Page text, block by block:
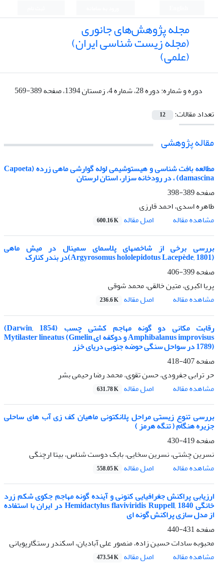
مجله پژوهش‌های جانوری
(مجله زیست شناسی ایران)
(علمی)
دوره و شماره:دوره 28، شماره 4، زمستان 1394، صفحه 389-569
تعداد مقالات:
12
مقاله پژوهشی
مطالعه بافت شناسی و هیستوشیمی لوله گوارشی ماهی زرده (Capoeta
damascina) ، در رودخانه سزار، استان لرستان
صفحه389-398
طاهره اسدی، احمد قارزی
مشاهده مقاله
اصل مقاله 600.16 K
بررسی برخی از شاخصهای پلاسمای سمینال در میش ماهی
(Argyrosomus hololepidotus Lacepède, 1801)در بندر کنارک
صفحه399-406
پریا اکبری، متین خالقی، محمد شوقی
مشاهده مقاله
اصل مقاله 236.6 K
رقابت مکانی دو گونه مهاجم کشتی چسب (Darwin, 1854)
Amphibalanus improvisus و دوکفه ایMytilaster lineatus (Gmelin,
1789) در سواحل سنگی حوضه جنوبی دریای خزر
صفحه407-418
حر ترابی جفرودی، حسن تقوی، محمد رضا رحیمی بشر
مشاهده مقاله
اصل مقاله 631.78 K
بررسی تنوع زیستی مراحل پلانکتونی ماهیان کف زی آب های ساحلی
جزیره هنگام ( تنگه هرمز )
صفحه419-430
نسرین چشتی، نسرین سخایی، بابک دوست شناس، بیتا ارچنگی
مشاهده مقاله
اصل مقاله 558.05 K
ارزیابی پراکنش جغرافیایی کنونی و آینده گونه مهاجم جکوی شکم زرد
خانگی Hemidactylus flaviviridis Ruppell, 1840 در ایران با استفاده
از مدل سازی پراکنش گونه ای
صفحه431-440
محبوبه سادات حسین زاده، منصور علی آبادیان، اسکندر رستگارپویانی
مشاهده مقاله
اصل مقاله 473.54 K